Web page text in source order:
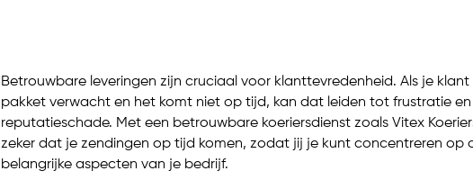
Betrouwbare leveringen zijn cruciaal voor klanttevredenheid. Als je klant
pakket verwacht en het komt niet op tijd, kan dat leiden tot frustratie en
reputatieschade. Met een betrouwbare koeriersdienst zoals Vitex
zeker dat je zendingen op tijd komen, zodat jij je kunt concentreren op
belangrijke aspecten van je bedrijf.